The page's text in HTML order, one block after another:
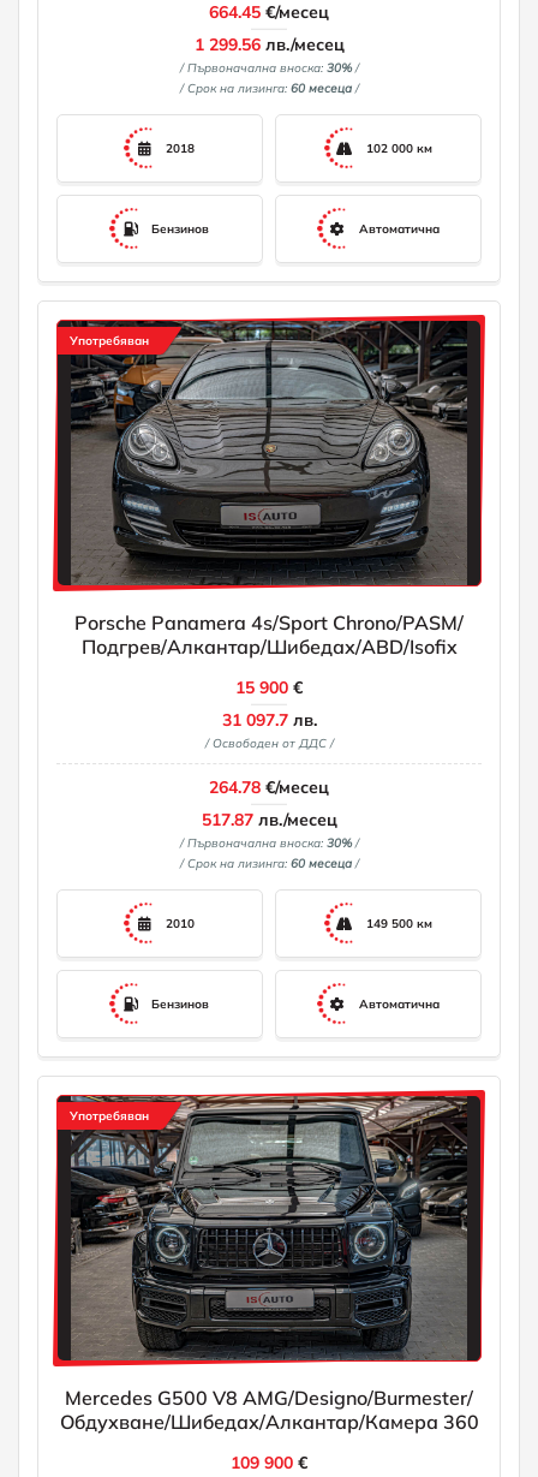
664.45 €/месец
1 299.56лв./месец
/ Първоначална вноска: 30%/
/ Срок на лизинга: 60 месеца/
2018 102 000 км
Бензинов Автоматична
Употребяван
Porsche Panamera 4s/Sport Chrono/PASM/
Подгрев/Алкантар/Шибедах/ABD/Isofix
15 900 €
31 097.7лв.
/ Освободен от ДДС /
264.78 €/месец
517.87лв./месец
/ Първоначална вноска: 30%/
/ Срок на лизинга: 60 месеца/
2010 149 500 км
Бензинов Автоматична
Употребяван
Mercedes G500 V8 AMG/Designo/Burmester/
Обдухване/Шибедах/Алкантар/Камера 360
109 900 €